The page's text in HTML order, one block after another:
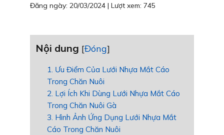
Đăng ngày: 20/03/2024 | Lượt xem: 745
Nội dung [Đóng]
1. Ưu Điểm Của Lưới Nhựa Mắt Cáo
Trong Chăn Nuôi
2. Lợi Ích Khi Dùng Lưới Nhựa Mắt Cáo
Trong Chăn Nuôi Gà
3. Hình Ảnh Ứng Dụng Lưới Nhựa Mắt
Cáo Trong Chăn Nuôi